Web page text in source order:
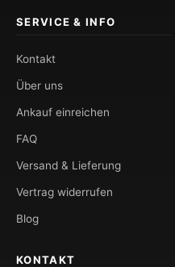
SERVICE & INFO
Kontakt
Über uns
Ankauf einreichen
FAQ
Versand & Lieferung
Vertrag widerrufen
Blog
KONTAKT